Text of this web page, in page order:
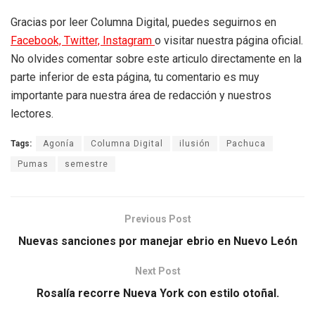
Gracias por leer Columna Digital, puedes seguirnos en
Facebook, Twitter, Instagram o visitar nuestra página oficial.
No olvides comentar sobre este articulo directamente en la
parte inferior de esta página, tu comentario es muy
importante para nuestra área de redacción y nuestros
lectores.
Tags: Agonía Columna Digital ilusión Pachuca
Pumas semestre
Previous Post
Nuevas sanciones por manejar ebrio en Nuevo León
Next Post
Rosalía recorre Nueva York con estilo otoñal.